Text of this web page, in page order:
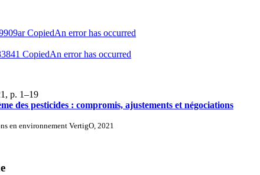
CopiedAn error has occurred
CopiedAn error has occurred
, p. 1–19
des pesticides : compromis, ajustements et négociations
en environnement VertigO, 2021